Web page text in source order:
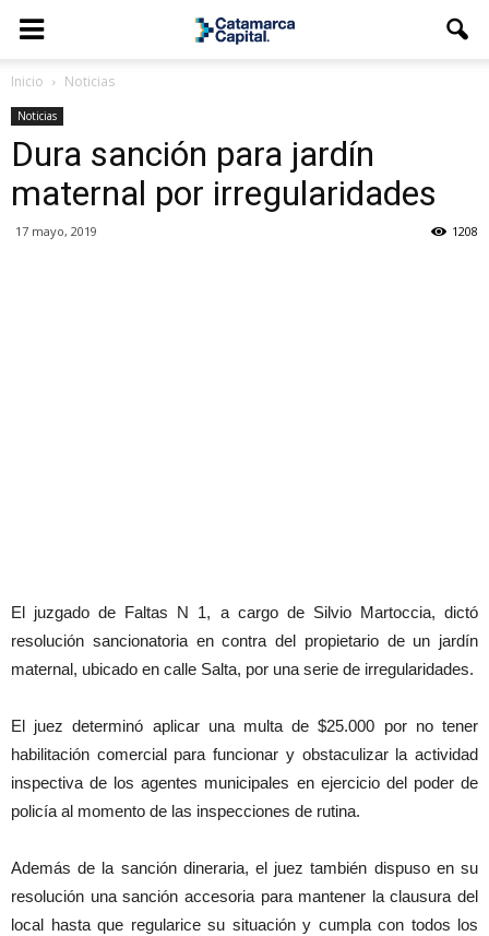
Inicio Noticias
Noticias
Dura sanción para jardín
maternal por irregularidades
17 mayo, 2019 1208
El juzgado de Faltas N 1, a cargo de Silvio Martoccia, dictó
resolución sancionatoria en contra del propietario de un jardín
maternal, ubicado en calle Salta, por una serie de irregularidades.
El juez determinó aplicar una multa de $25.000 por no tener
habilitación comercial para funcionar y obstaculizar la actividad
inspectiva de los agentes municipales en ejercicio del poder de
policía al momento de las inspecciones de rutina.
Además de la sanción dineraria, el juez también dispuso en su
resolución una sanción accesoria para mantener la clausura del
local hasta que regularice su situación y cumpla con todos los